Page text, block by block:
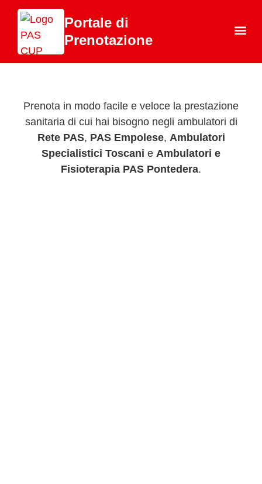
Portale di
Prenotazione
Prenota in modo facile e veloce la prestazione
sanitaria di cui hai bisogno negli ambulatori di
Rete PAS, PAS Empolese, Ambulatori
Specialistici Toscani e Ambulatori e
Fisioterapia PAS Pontedera.